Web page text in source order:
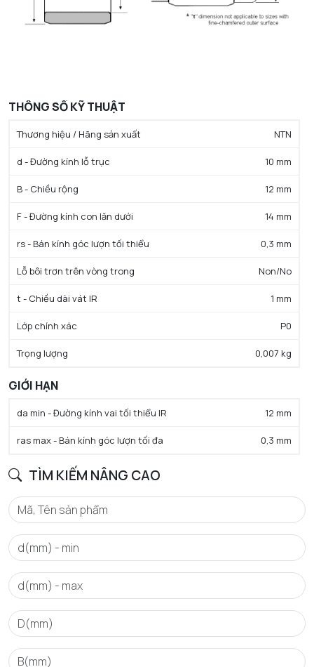
TÌM KIẾM NÂNG CAO
THÔNG SỐ KỸ THUẬT
Thương hiệu / Hãng sản xuất NTN
d - Đường kính lỗ trục 10 mm
B - Chiều rộng 12 mm
F - Đường kính con lăn dưới 14 mm
rs - Bán kính góc lượn tối thiểu 0,3 mm
Lỗ bôi trơn trên vòng trong Non/No
t - Chiều dài vát IR 1 mm
Lớp chính xác P0
Trọng lượng 0,007 kg
GIỚI HẠN
da min - Đường kính vai tối thiểu IR 12 mm
ras max - Bán kính góc lượn tối đa 0,3 mm